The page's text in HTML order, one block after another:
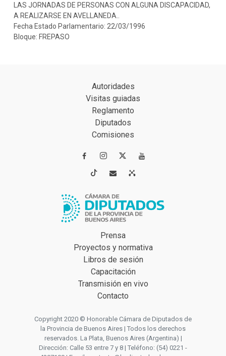
LAS JORNADAS DE PERSONAS CON ALGUNA DISCAPACIDAD,
A REALIZARSE EN AVELLANEDA..
Fecha Estado Parlamentario: 22/03/1996
Bloque: FREPASO
Autoridades
Visitas guiadas
Reglamento
Diputados
Comisiones
 
 
Prensa
Proyectos y normativa
Libros de sesión
Capacitación
Transmisión en vivo
Contacto
Copyright 2020 © Honorable Cámara de Diputados de
la Provincia de Buenos Aires | Todos los derechos
reservados. La Plata, Buenos Aires (Argentina) |
Dirección: Calle 53 entre 7 y 8 | Teléfono: (54) 0221 -